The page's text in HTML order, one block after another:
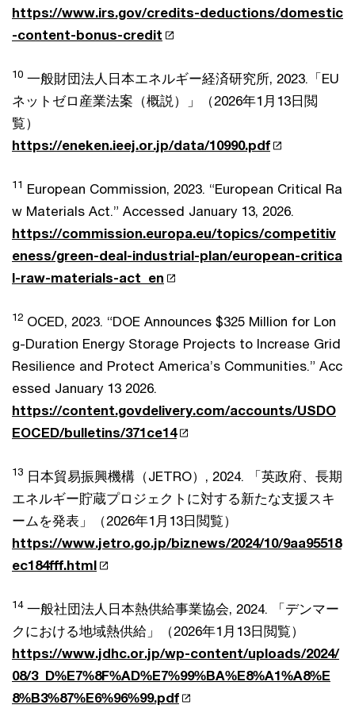
https://www.irs.gov/credits-deductions/domestic
-content-bonus-credit
10 一般財団法人日本エネルギー経済研究所, 2023.「EU
ネットゼロ産業法案（概説）」（2026年1月13日閲
覧）
https://eneken.ieej.or.jp/data/10990.pdf
11 European Commission, 2023. “European Critical Ra
w Materials Act.” Accessed January 13, 2026.
https://commission.europa.eu/topics/competitiv
eness/green-deal-industrial-plan/european-critica
l-raw-materials-act_en
12 OCED, 2023. “DOE Announces $325 Million for Lon
g-Duration Energy Storage Projects to Increase Grid
Resilience and Protect America’s Communities.” Acc
essed January 13 2026.
https://content.govdelivery.com/accounts/USDO
EOCED/bulletins/371ce14
13 日本貿易振興機構（JETRO）, 2024. 「英政府、長期
エネルギー貯蔵プロジェクトに対する新たな支援スキ
ームを発表」（2026年1月13日閲覧）
https://www.jetro.go.jp/biznews/2024/10/9aa95518
ec184fff.html
14一般社団法人日本熱供給事業協会, 2024. 「デンマー
クにおける地域熱供給」（2026年1月13日閲覧）
https://www.jdhc.or.jp/wp-content/uploads/2024/
08/3_D%E7%8F%AD%E7%99%BA%E8%A1%A8%E
8%B3%87%E6%96%99.pdf